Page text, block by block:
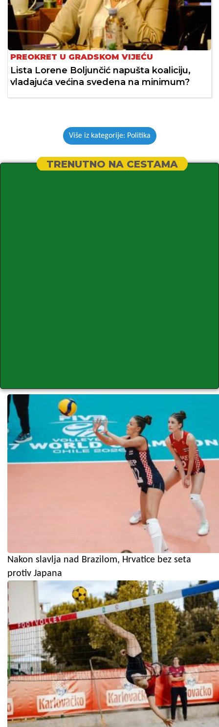
PREOKRET U GRADSKOM VIJEĆU
Lista Lorene Boljunčić napušta koaliciju,
vladajuća većina svedena na minimum?
Više iz kategorije: Politika
TRENUTNO NA CESTAMA
Nakon slavlja nad Brazilom, Hrvatice bez seta
protiv Japana